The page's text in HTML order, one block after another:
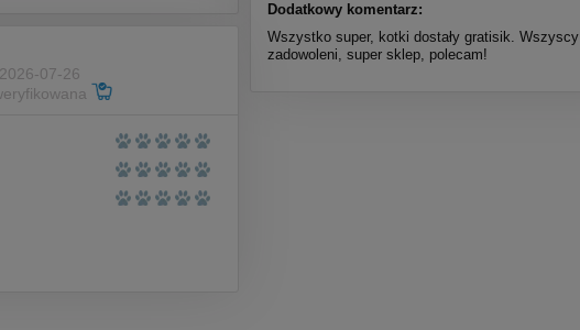
Dodatkowy komentarz:
Wszystko super, kotki dostały gratisik. Wszyscy
zadowoleni, super sklep, polecam!
07-26